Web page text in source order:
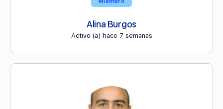
Alina Burgos
Activo (a) hace 7 semanas